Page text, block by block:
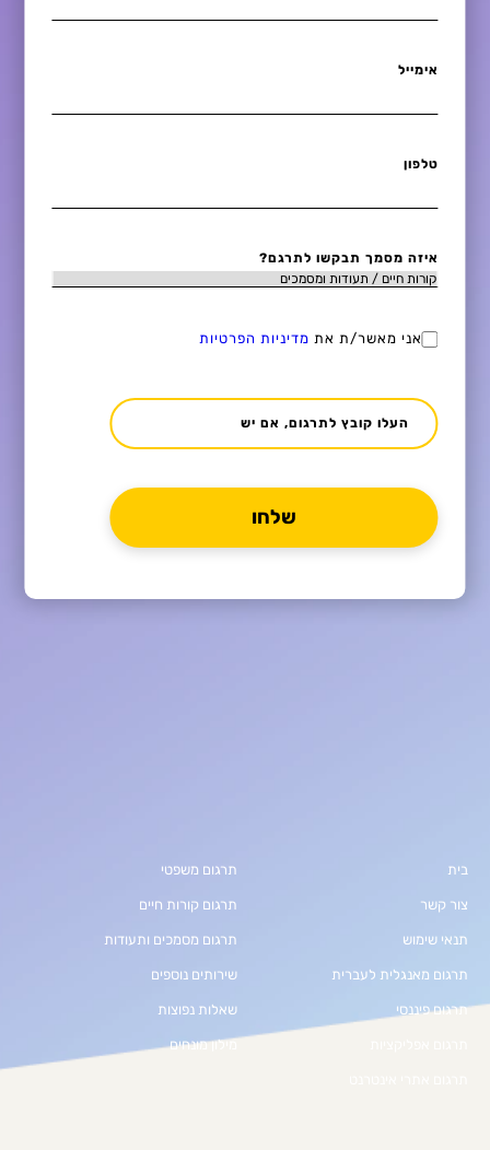
אימייל
טלפון
איזה מסמך תבקשו לתרגם?
אני מאשר/ת את מדיניות הפרטיות
העלו קובץ לתרגום, אם יש
בית
צור קשר
תנאי שימוש
תרגום מאנגלית לעברית
תרגום פיננסי
תרגום משפטי
תרגום קורות חיים
תרגום מסמכים ותעודות
שירותים נוספים
שאלות נפוצות
מילון מונחים